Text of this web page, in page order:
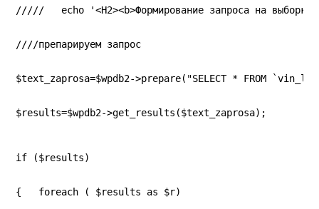
/////   echo '<H2><b>Формирование запроса на
////препарируем запрос
$text_zaprosa=$wpdb2->prepare("SELECT * FROM
$results=$wpdb2->get_results($text_zaprosa);
if ($results)
{   foreach ( $results as $r)